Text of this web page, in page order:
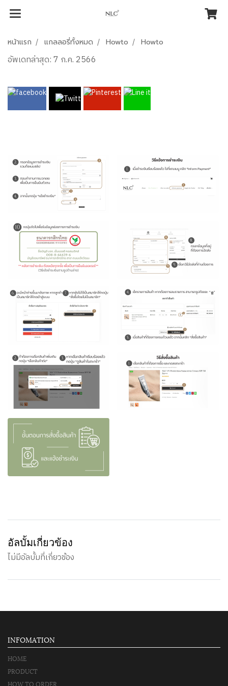
หน้าแรก แกลลอรี่ทั้งหมด Howto Howto
อัพเดทล่าสุด: 7 ก.ค. 2566
อัลบั้มเกี่ยวข้อง
ไม่มีอัลบั้มที่เกี่ยวข้อง
INFOMATION
HOME
PRODUCT
HOW TO ORDER